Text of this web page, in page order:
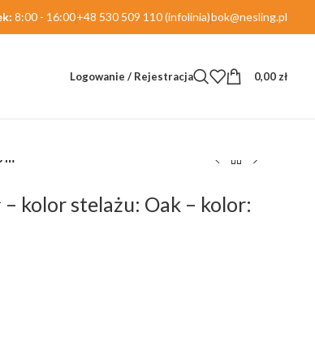
8:00 - 16:00+48 530 509 110 (infolinia)bok@nesling.pl
Logowanie / Rejestracja 0,00 zł
m
kolor stelażu: Oak – kolor: